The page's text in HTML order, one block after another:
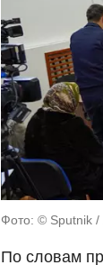
Фото: © Sputnik /
По словам